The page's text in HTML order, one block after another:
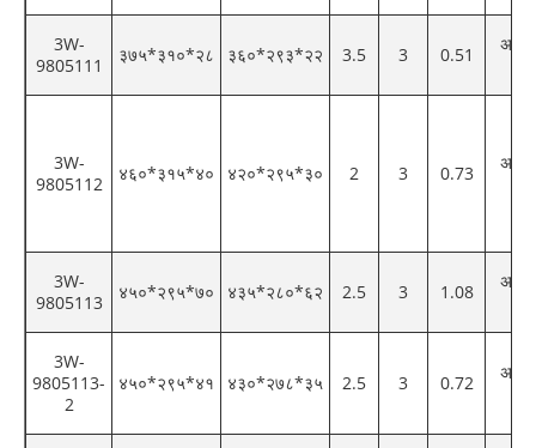
3W-
9805111
३७५*३१०*२८ ३६०*२९३*२२ 3.5 3 0.51
3W-
9805112
४६०*३१५*४० ४२०*२९५*३० 2 3 0.73
3W-
9805113
४५०*२९५*७० ४३५*२८०*६२ 2.5 3 1.08
3W-
9805113-
2
४५०*२९५*४१ ४३०*२७८*३५ 2.5 3 0.72